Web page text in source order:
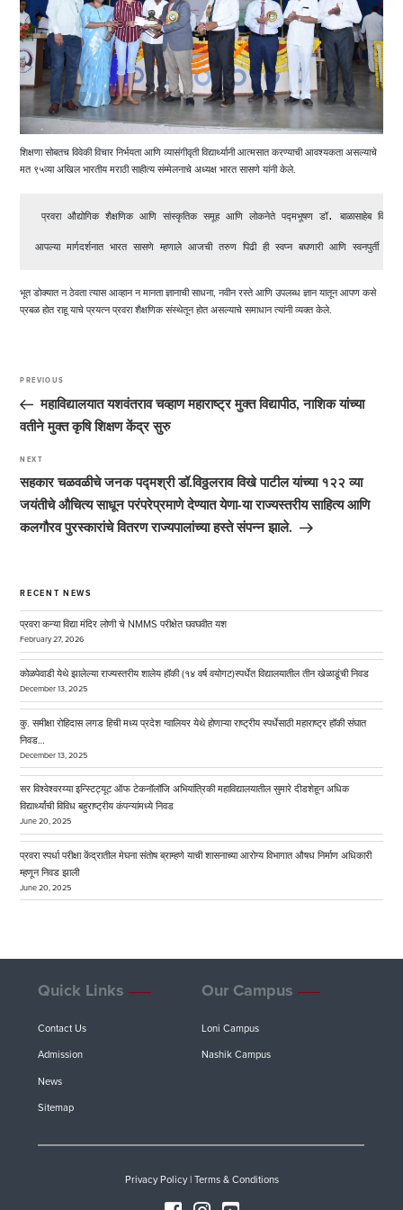
शिक्षणा सोबतच विवेकी विचार निर्भयता आणि व्यासंगीवृती विद्यार्थ्यानी आत्मसात करण्याची आवश्यकता असल्याचे
मत ९५व्या अखिल भारतीय मराठी साहीत्य संम्मेलनाचे अध्यक्ष भारत सासणे यांनी केले.
प्रवरा औद्योगिक शैक्षणिक आणि सांस्कृतिक समूह आणि लोकनेते पद्मभूषण डॉ. बाळासाहेब विखे
आपल्या मार्गदर्शनात भारत सासणे म्हणाले आजची तरुण पिढी ही स्वप्न बघणारी आणि स्वनपुर्ती
भूत डोक्यात न ठेवता त्यास आव्हान न मानता ज्ञानाची साधना, नवीन रस्ते आणि उपलब्ध ज्ञान यातून आपण कसे
प्रबळ होत राहू याचे प्रयत्न प्रवरा शैक्षणिक संस्थेतून होत असल्याचे समाधान त्यांनी व्यक्त केले.
navigation
Previous
Post
PREVIOUS
महाविद्यालयात यशवंतराव चव्हाण महाराष्ट्र मुक्त विद्यापीठ, नाशिक यांच्या
वतीने मुक्त कृषि शिक्षण केंद्र सुरु
Next
Post
NEXT
सहकार चळवळीचे जनक पद्मश्री डॉ.विठ्ठलराव विखे पाटील यांच्‍या १२२ व्‍या
जयंतीचे औचित्‍य साधून परंपरेप्रमाणे देण्‍यात येणा-या राज्‍यस्‍तरीय साहित्‍य आणि
कलगौरव पुरस्‍कारांचे वितरण राज्‍यपालांच्‍या हस्‍ते संपन्‍न झाले.
RECENT NEWS
प्रवरा कन्या विद्या मंदिर लोणी चे NMMS परीक्षेत घवघवीत यश
February 27, 2026
कोळपेवाडी येथे झालेल्या राज्यस्तरीय शालेय हॉकी (१४ वर्ष वयोगट)स्पर्धेत विद्यालयातील तीन खेळाडूंची निवड
December 13, 2025
कु. समीक्षा रोहिदास लगड हिची मध्य प्रदेश ग्वालियर येथे होणाऱ्या राष्ट्रीय स्पर्धेसाठी महाराष्ट्र हॉकी संघात
निवड…
December 13, 2025
सर विश्वेश्वरय्या इन्स्टिट्यूट ऑफ टेकनॉलॉजि अभियांत्रिकी महाविद्यालयातील सुमारे दीडशेहून अधिक
विद्यार्थ्यांची विविध बहुराष्ट्रीय कंपन्यांमध्ये निवड
June 20, 2025
प्रवरा स्पर्धा परीक्षा केंद्रातील मेघना संतोष ब्राम्हणे याची शासनाच्या आरोग्य विभागात औषध निर्माण अधिकारी
म्हणून निवड झाली
June 20, 2025
Quick Links
Contact Us
Admission
News
Sitemap
Our Campus
Loni Campus
Nashik Campus
Privacy Policy| Terms & Conditions